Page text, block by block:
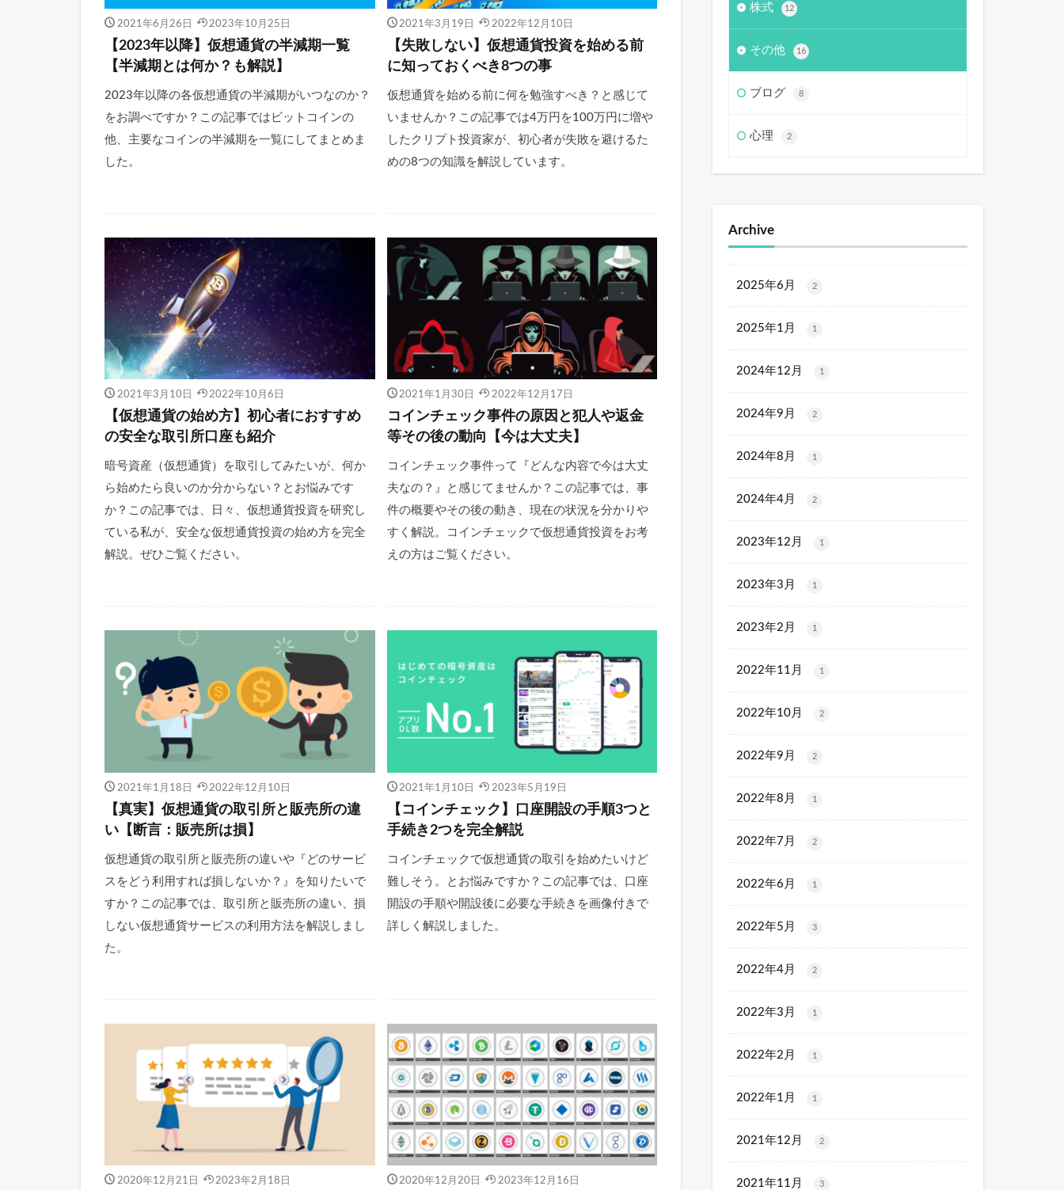
2021年6月26日 2023年10月25日
【2023年以降】仮想通貨の半減期一覧
【半減期とは何か？も解説】
2023年以降の各仮想通貨の半減期がいつなのか？
をお調べですか？この記事ではビットコインの
他、主要なコインの半減期を一覧にしてまとめま
した。
2021年3月19日 2022年12月10日
【失敗しない】仮想通貨投資を始める前
に知っておくべき8つの事
仮想通貨を始める前に何を勉強すべき？と感じて
いませんか？この記事では4万円を100万円に増や
したクリプト投資家が、初心者が失敗を避けるた
めの8つの知識を解説しています。
2021年3月10日 2022年10月6日
【仮想通貨の始め方】初心者におすすめ
の安全な取引所口座も紹介
暗号資産（仮想通貨）を取引してみたいが、何か
ら始めたら良いのか分からない？とお悩みです
か？この記事では、日々、仮想通貨投資を研究し
ている私が、安全な仮想通貨投資の始め方を完全
解説。ぜひご覧ください。
2021年1月30日 2022年12月17日
コインチェック事件の原因と犯人や返金
等その後の動向【今は大丈夫】
コインチェック事件って『どんな内容で今は大丈
夫なの？』と感じてませんか？この記事では、事
件の概要やその後の動き、現在の状況を分かりや
すく解説。コインチェックで仮想通貨投資をお考
えの方はご覧ください。
2021年1月18日 2022年12月10日
【真実】仮想通貨の取引所と販売所の違
い【断言：販売所は損】
仮想通貨の取引所と販売所の違いや『どのサービ
スをどう利用すれば損しないか？』を知りたいで
すか？この記事では、取引所と販売所の違い、損
しない仮想通貨サービスの利用方法を解説しまし
た。
2021年1月10日 2023年5月19日
【コインチェック】口座開設の手順3つと
手続き2つを完全解説
コインチェックで仮想通貨の取引を始めたいけど
難しそう。とお悩みですか？この記事では、口座
開設の手順や開設後に必要な手続きを画像付きで
詳しく解説しました。
2020年12月21日 2023年2月18日 2020年12月20日 2023年12月16日
株式 12
その他 16
ブログ 8
心理 2
Archive
2025年6月 2
2025年1月 1
2024年12月 1
2024年9月 2
2024年8月 1
2024年4月 2
2023年12月 1
2023年3月 1
2023年2月 1
2022年11月 1
2022年10月 2
2022年9月 2
2022年8月 1
2022年7月 2
2022年6月 1
2022年5月 3
2022年4月 2
2022年3月 1
2022年2月 1
2022年1月 1
2021年12月 2
2021年11月 3